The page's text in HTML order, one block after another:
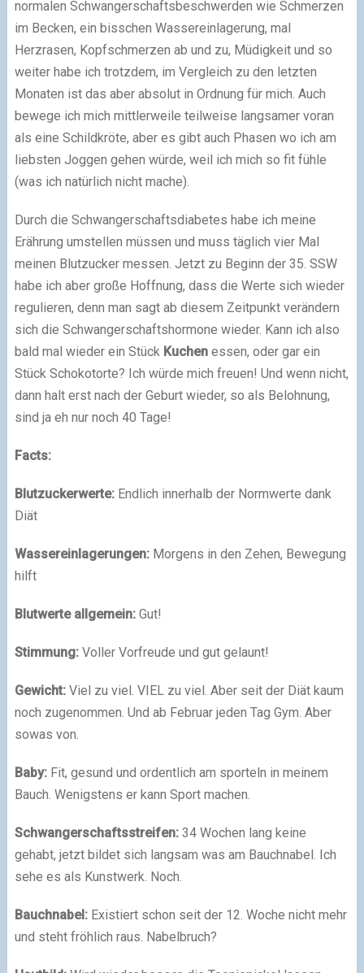
normalen Schwangerschaftsbeschwerden wie Schmerzen
im Becken, ein bisschen Wassereinlagerung, mal
Herzrasen, Kopfschmerzen ab und zu, Müdigkeit und so
weiter habe ich trotzdem, im Vergleich zu den letzten
Monaten ist das aber absolut in Ordnung für mich. Auch
bewege ich mich mittlerweile teilweise langsamer voran
als eine Schildkröte, aber es gibt auch Phasen wo ich am
liebsten Joggen gehen würde, weil ich mich so fit fühle
(was ich natürlich nicht mache).
Durch die Schwangerschaftsdiabetes habe ich meine
Erährung umstellen müssen und muss täglich vier Mal
meinen Blutzucker messen. Jetzt zu Beginn der 35. SSW
habe ich aber große Hoffnung, dass die Werte sich wieder
regulieren, denn man sagt ab diesem Zeitpunkt verändern
sich die Schwangerschaftshormone wieder. Kann ich also
bald mal wieder ein Stück Kuchenessen, oder gar ein
Stück Schokotorte? Ich würde mich freuen! Und wenn nicht,
dann halt erst nach der Geburt wieder, so als Belohnung,
sind ja eh nur noch 40 Tage!
Facts:
Blutzuckerwerte: Endlich innerhalb der Normwerte dank
Diät
Wassereinlagerungen:Morgens in den Zehen, Bewegung
hilft
Blutwerte allgemein:Gut!
Stimmung:Voller Vorfreude und gut gelaunt!
Gewicht:Viel zu viel. VIEL zu viel. Aber seit der Diät kaum
noch zugenommen. Und ab Februar jeden Tag Gym. Aber
sowas von.
Baby:Fit, gesund und ordentlich am sporteln in meinem
Bauch. Wenigstens er kann Sport machen.
Schwangerschaftsstreifen:34 Wochen lang keine
gehabt, jetzt bildet sich langsam was am Bauchnabel. Ich
sehe es als Kunstwerk. Noch.
Bauchnabel:Existiert schon seit der 12. Woche nicht mehr
und steht fröhlich raus. Nabelbruch?